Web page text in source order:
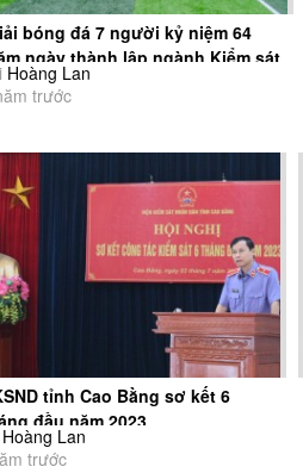
bóng đá 7 người kỷ niệm 64
ngày thành lập ngành Kiểm sát
dân
Hoàng Lan
trước
tỉnh Cao Bằng sơ kết 6
đầu năm 2023
Hoàng Lan
trước